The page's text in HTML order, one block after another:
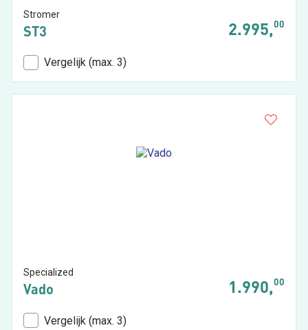
Stromer
ST3 2.995,00
Vergelijk (max. 3)
Specialized
Vado 1.990,00
Vergelijk (max. 3)